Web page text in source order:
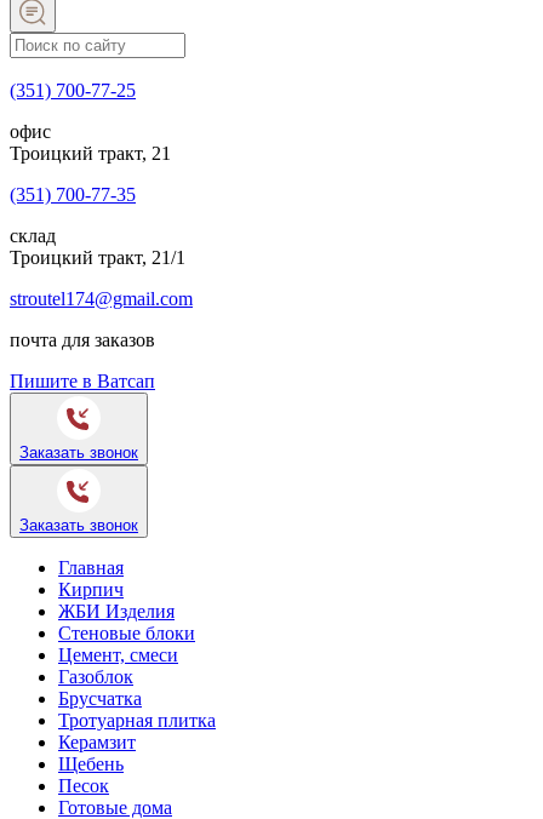
(351) 700-77-25
офис
Троицкий тракт, 21
(351) 700-77-35
склад
Троицкий тракт, 21/1
stroutel174@gmail.com
почта для заказов
Пишите в Ватсап
Заказать звонок
Заказать звонок
Главная
Кирпич
ЖБИ Изделия
Стеновые блоки
Цемент, смеси
Газоблок
Брусчатка
Тротуарная плитка
Керамзит
Щебень
Песок
Готовые дома